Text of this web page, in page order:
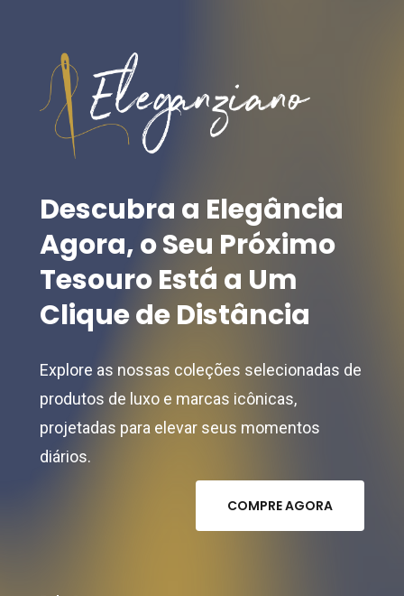
Descubra a Elegância
Agora,oSeu Próximo
TesouroEstá a Um
CliquedeDistância
Explore as nossas coleções selecionadas de
produtos de luxo e marcas icônicas,
projetadas para elevar seus momentos
diários.
COMPREAGORA